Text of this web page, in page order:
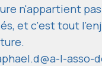
n'appartient pas
et c'est tout
l-asso-